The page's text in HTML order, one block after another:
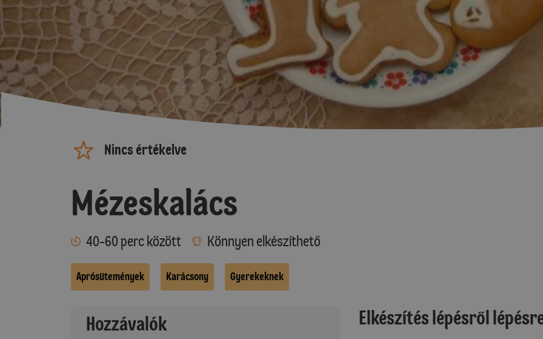
Nincs értékelve
Mézeskalács
40-60 perc között Könnyen elkészíthető
Aprósütemények Karácsony Gyerekeknek
Hozzávalók Elkészítés lépésről